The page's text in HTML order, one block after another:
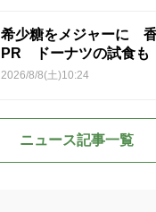
希少糖をメジャーに
PR ドーナツの試食も
2026/8/8(土)10:24
ニュース記事一覧